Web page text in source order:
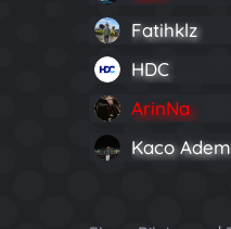
Fatihklz
HDC
ArinNa
Kaco Adem